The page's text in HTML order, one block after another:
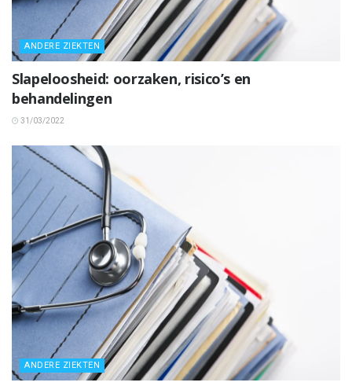
ANDERE ZIEKTEN
Slapeloosheid: oorzaken, risico’s en
behandelingen
31/03/2022
ANDERE ZIEKTEN